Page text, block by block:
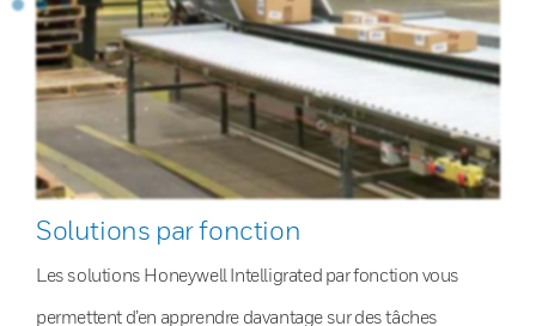
Solutions par fonction
Les solutions Honeywell Intelligrated par fonction vous
permettent d’en apprendre davantage sur des tâches